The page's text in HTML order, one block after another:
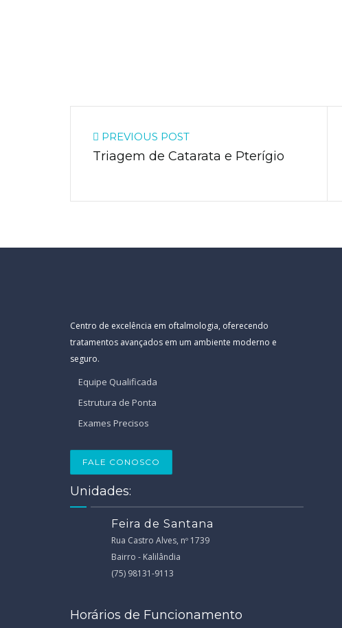
PREVIOUS POST
Triagem de Catarata e Pterígio
Centro de excelência em oftalmologia, oferecendo
tratamentos avançados em um ambiente moderno e
seguro.
Equipe Qualificada
Estrutura de Ponta
Exames Precisos
FALE CONOSCO
Unidades:
Feira de Santana
Rua Castro Alves, nº 1739
Bairro - Kalilândia
(75) 98131-9113
Horários de Funcionamento